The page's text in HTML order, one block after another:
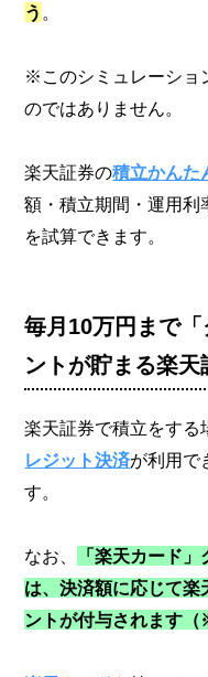
う 。
※このシミュレーショ
のではありません。
楽天証券の積立かんた
額・積立期間・運用利
を試算できます。
毎月10万円まで
ントが貯まる楽天
楽天証券で積立をする
レジット決済が利用で
す。
なお、
「楽天カード
は、決済額に応じて楽
ントが付与されます（